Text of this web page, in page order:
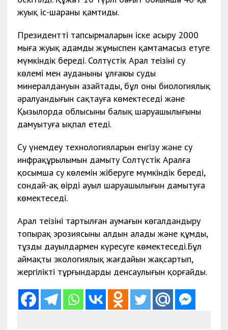
жуық іс-шараны қамтиды.
Президенттің тапсырмаларын іске асыру 2000
мыңға жуық адамды жұмыспен қамтамасыз етуге
мүмкіндік береді. Солтүстік Арал теңізінің су
көлемі мен ауданының ұлғаюы судың
минералдануын азайтады, бұл оның биологиялық
әралуандығын сақтауға көмектеседі және
Қызылорда облысының балық шаруашылығының
дамуытуға ықпал етеді.
Су үнемдеу технологияларын енгізу және су
инфрақұрылымын дамыту Солтүстік Аралға
қосымша су көлемін жіберуге мүмкіндік береді,
сондай-ақ өңірдің ауыл шаруашылығын дамытуға
көмектеседі.
Арал теңізінің тартылған аумағын көгалдандыру
топырақ эрозиясының алдын алады және құмды,
тұзды дауылдармен күресуге көмектеседі.Бұл
аймақтың экологиялық жағдайын жақсартып,
жергілікті тұрғындардың денсаулығын қорғайды.